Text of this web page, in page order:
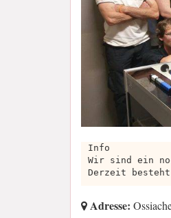
Info
Wir sind ein
Derzeit
Adresse: